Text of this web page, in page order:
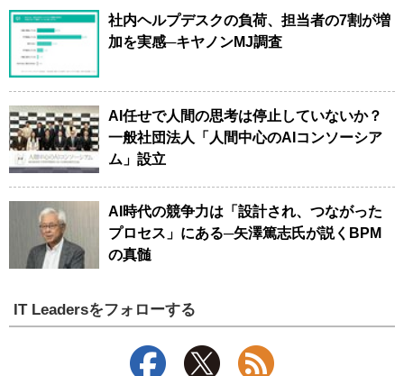
社内ヘルプデスクの負荷、担当者の7割が増
加を実感─キヤノンMJ調査
AI任せで人間の思考は停止していないか？
一般社団法人「人間中心のAIコンソーシア
ム」設立
AI時代の競争力は「設計され、つながった
プロセス」にある─矢澤篤志氏が説くBPM
の真髄
IT Leadersをフォローする